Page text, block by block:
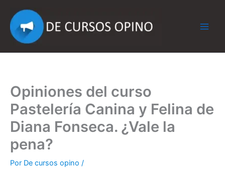
contenido
Opiniones del curso
Pastelería Canina y Felina de
Diana Fonseca. ¿Vale la
pena?
Por De cursos opino /